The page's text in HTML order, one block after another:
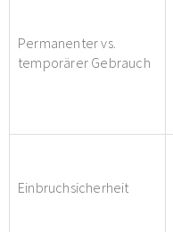
Permanenter vs.
temporärer Gebrauch
Einbruchsicherheit